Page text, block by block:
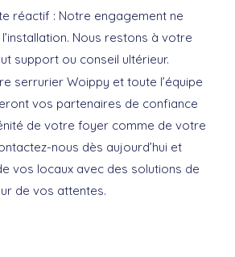
réactif : Notre engagement ne
Nous restons à votre
support ou conseil ultérieur.
serrurier Woippy et toute l’équipe
vos partenaires de confiance
de votre foyer comme de votre
nous dès aujourd’hui et
vos locaux avec des solutions de
de vos attentes.